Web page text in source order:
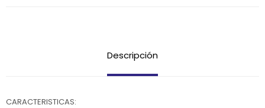
Descripción
CARACTERISTICAS: